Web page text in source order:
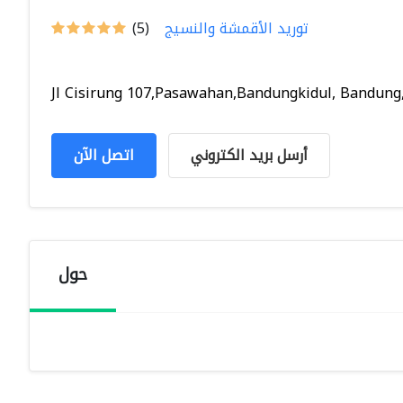
(5) توريد الأقمشة والنسيج
Jl Cisirung 107,Pasawahan,Bandungkidul,
اتصل الآن أرسل بريد الكتروني
حول